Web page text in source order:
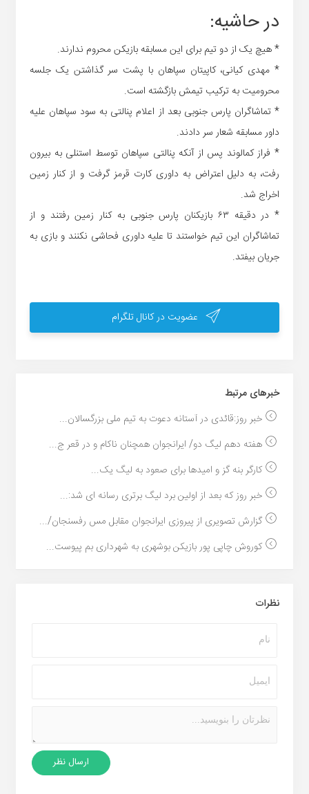
در حاشیه:
* هیچ یک از دو تیم برای این مسابقه بازیکن محروم ندارند.
* مهدی کیانی، کاپیتان سپاهان با پشت سر گذاشتن یک جلسه
محرومیت به ترکیب تیمش بازگشته است.
* تماشاگران پارس جنوبی بعد از اعلام پنالتی به سود سپاهان علیه
داور مسابقه شعار سر دادند.
* فراز کمالوند پس از آنکه پنالتی سپاهان توسط استنلی به بیرون
رفت، به دلیل اعتراض به داوری کارت قرمز گرفت و از کنار زمین
اخراج شد.
* در دقیقه ۶۳ بازیکنان پارس جنوبی به کنار زمین رفتند و از
تماشاگران این تیم خواستند تا علیه داوری فحاشی نکنند و بازی به
جریان بیفتد.
عضویت در کانال تلگرام
خبر‌های مرتبط
خبر روز:قائدی در آستانه دعوت به تیم ملی بزرگسالان...
هفته دهم لیگ دو/ ایرانجوان همچنان ناکام و در قعر ج...
کارگر بنه گز و امیدها برای صعود به لیگ یک...
خبر روز که بعد از اولین برد لیگ برتری رسانه ای شد:...
گزارش تصویری از پیروزی ایرانجوان مقابل مس رفسنجان/...
کوروش چاپی پور بازیکن بوشهری به شهرداری بم پیوست...
نظرات